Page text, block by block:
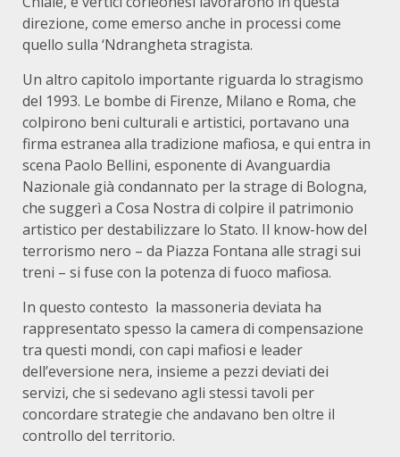
direzione, come emerso anche in processi come
quello sulla ‘Ndrangheta stragista.
Un altro capitolo importante riguarda lo stragismo
del 1993. Le bombe di Firenze, Milano e Roma, che
colpirono beni culturali e artistici, portavano una
firma estranea alla tradizione mafiosa, e qui entra in
scena Paolo Bellini, esponente di Avanguardia
Nazionale già condannato per la strage di Bologna,
che suggerì a Cosa Nostra di colpire il patrimonio
artistico per destabilizzare lo Stato. Il know-how del
terrorismo nero – da Piazza Fontana alle stragi sui
treni – si fuse con la potenza di fuoco mafiosa.
In questo contesto la massoneria deviata ha
rappresentato spesso la camera di compensazione
tra questi mondi, con capi mafiosi e leader
dell’eversione nera, insieme a pezzi deviati dei
servizi, che si sedevano agli stessi tavoli per
concordare strategie che andavano ben oltre il
controllo del territorio.